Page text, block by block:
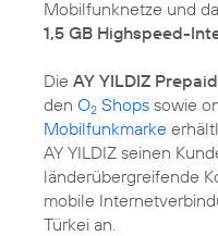
Mobilfunknetze und
1,5 GB Highspeed-
Die AY YILDIZ
den O2 Shops sowie
Mobilfunkmarke
AY YILDIZ seinen
länderübergreifende
mobile
Türkei an.